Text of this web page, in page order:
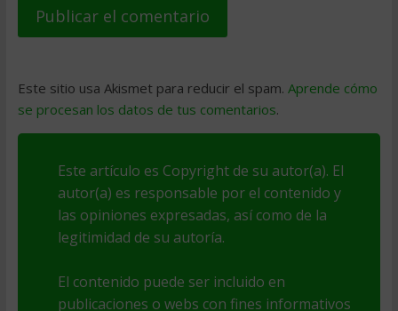
Este sitio usa Akismet para reducir el spam. Aprende cómo
se procesan los datos de tus comentarios.
Este artículo es Copyright de su autor(a). El
autor(a) es responsable por el contenido y
las opiniones expresadas, así como de la
legitimidad de su autoría.
El contenido puede ser incluido en
publicaciones o webs con fines informativos